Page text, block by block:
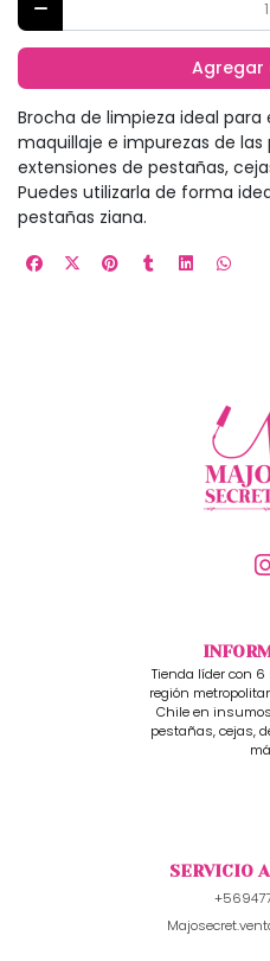
Agregar
Brocha de limpieza ideal para
maquillaje e impurezas de
extensiones de pestañas,
Puedes utilizarla de forma
pestañas ziana.
Tienda líder con
región
Chile en
pestañas, cejas,
SERVICIO